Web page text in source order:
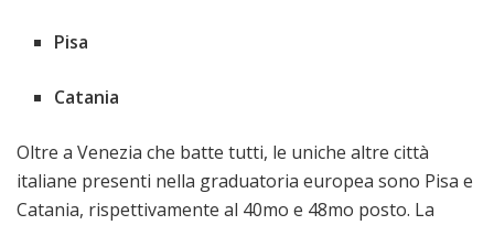
Pisa
Catania
Oltre a Venezia che batte tutti, le uniche altre città
italiane presenti nella graduatoria europea sono Pisa e
Catania, rispettivamente al 40mo e 48mo posto. La